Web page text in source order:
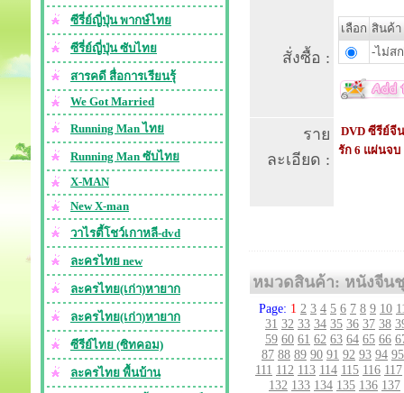
ซีรี่ย์ญี่ปุ่น พากษ์ไทย
ซีรี่ย์ญี่ปุ่น ซับไทย
สารคดี สื่อการเรียนรุ้
We Got Married
Running Man ไทย
Running Man ซับไทย
X-MAN
New X-man
วาไรตี้โชว์เกาหลี-dvd
ละครไทย new
ละครไทย(เก่า)หายาก
ละครไทย(เก่า)หายาก
ซีรีย์ไทย (ซิทคอม)
ละครไทย พื้นบ้าน
สั่งซื้อ :
เลือก สินค้า
-ไม่ส
ราย
ละเอียด :
DVD ซีรีย์จี
รัก 6 แผ่นจบ
หมวดสินค้า: หนังจีน
Page: 1 2 3 4 5 6 7 8 9 10
31 32 33 34 35 36 37 38
59 60 61 62 63 64 65 66
87 88 89 90 91 92 93 94 95
111 112 113 114 115 116 117
132 133 134 135 136 137